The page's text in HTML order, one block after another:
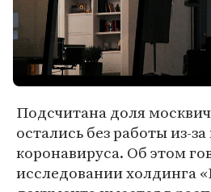
Подсчитана доля
остались без работы из-
коронавируса. Об этом
исследовании холдинга